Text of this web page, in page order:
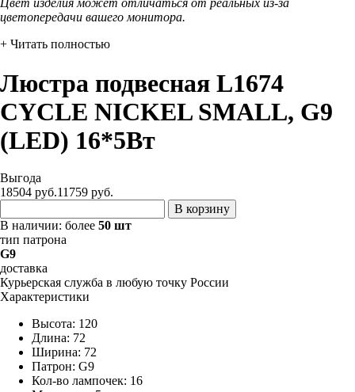
Цвет изделия может отличаться от реальных из-за
цветопередачи вашего монитора.
+ Читать полностью
Люстра подвесная L1674
CYCLE NICKEL SMALL, G9
(LED) 16*5Вт
Выгода
18504 руб.11759 руб.
В корзину
В наличии: более 50 шт
тип патрона
G9
доставка
Курьерская служба в любую точку России
Характеристики
Высота: 120
Длина: 72
Ширина: 72
Патрон: G9
Кол-во лампочек: 16